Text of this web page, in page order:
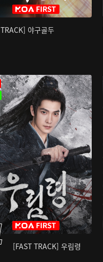
야구골두
[FAST TRACK] 우림령